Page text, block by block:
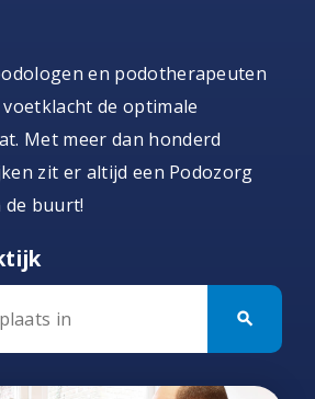
en podotherapeuten
de optimale
Met meer dan honderd
zit er altijd een Podozorg
buurt!
search